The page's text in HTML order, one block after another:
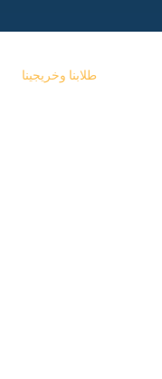
طلابنا وخريجينا